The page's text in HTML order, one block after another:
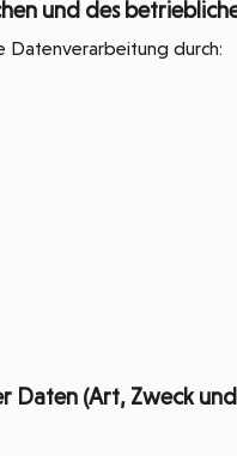
und des
Datenverarbeitung durch:
Daten (Art, Zweck